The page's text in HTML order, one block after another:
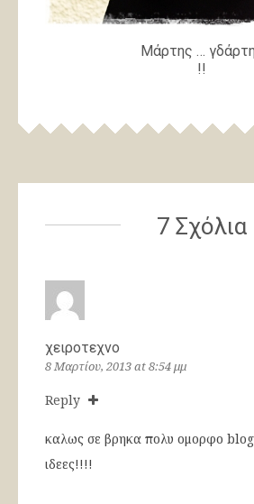
Μάρτης …
!!
7 Σχόλια
χειροτεχνο
8 Μαρτίου, 2013 at 8:54 μμ
Reply
καλως σε βρηκα πολυ ομορφο
ιδεες!!!!